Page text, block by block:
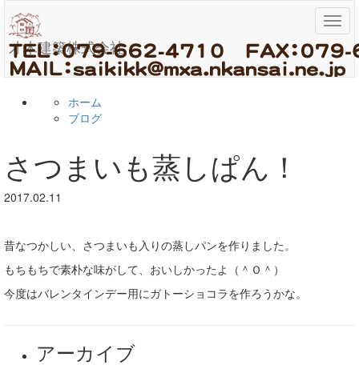
メ
ニ
ュ
ー
才木建築株式会社
ホーム
ブログ
さつまいも蒸しぱん！
2017.02.11
昔なつかしい、さつまいも入りの蒸しパンを作りました。
もちもちで素朴な味がして、おいしかったよ（＾Ｏ＾）
今度はバレンタインデー用にガトーショコラを作ろうかな。
アーカイブ